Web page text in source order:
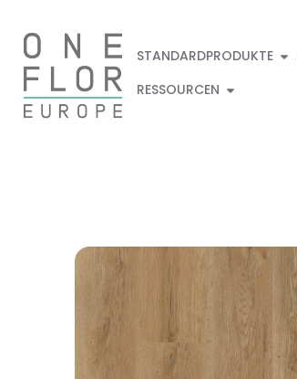
STANDARDPRODUKTE
RESSOURCEN